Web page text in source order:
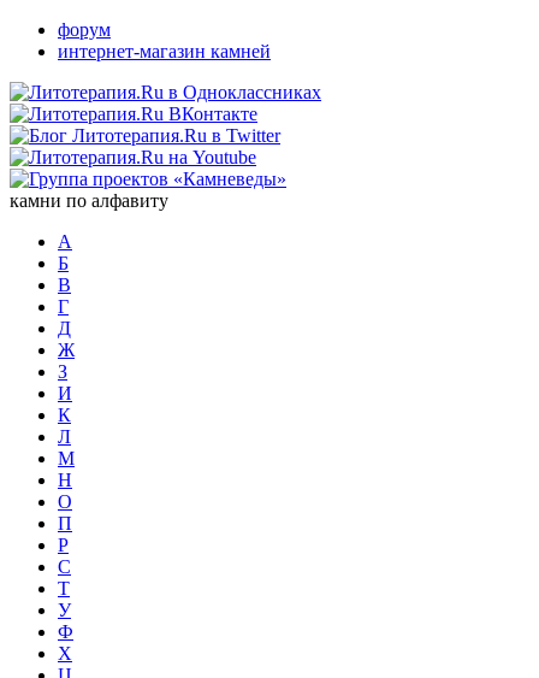
форум
интернет-магазин камней
камни по алфавиту
А
Б
В
Г
Д
Ж
З
И
К
Л
М
Н
О
П
Р
С
Т
У
Ф
Х